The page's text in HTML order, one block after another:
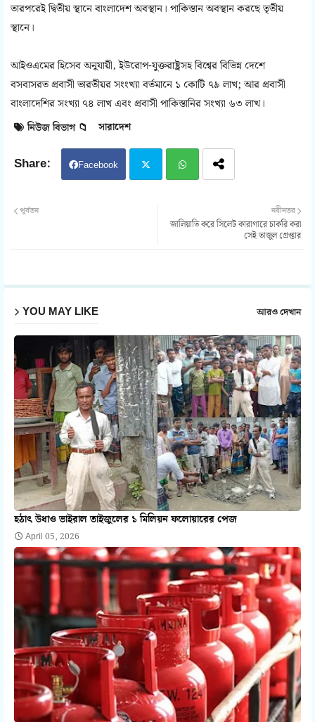
তারপরেই দ্বিতীয় স্থানে বাংলাদেশ অবস্থান। পাকিস্তান অবস্থান করছে তৃতীয়
স্থানে।
আইওএমের হিসেব অনুযায়ী, ইউরোপ-যুক্তরাষ্ট্রসহ বিশ্বের বিভিন্ন দেশে
বসবাসরত প্রবাসী ভারতীয়র সংংখ্যা বর্তমানে ১ কোটি ৭৯ লাখ; আর প্রবাসী
বাংলাদেশির সংখ্যা ৭৪ লাখ এবং প্রবাসী পাকিস্তানির সংখ্যা ৬৩ লাখ।
নিউজ বিভাগ 📁 সারাদেশ
Facebook
atsa
নবীনতর
জালিয়াতি করে সিলেট কারাগারে চাকরি করা
সেই তাজুল গ্রেপ্তার
পূর্বতন
YOU MAY LIKE আরও দেখান
হঠাৎ উধাও ভাইরাল তাইজুলের ১ মিলিয়ন ফলোয়ারের পেজ
April 05, 2026